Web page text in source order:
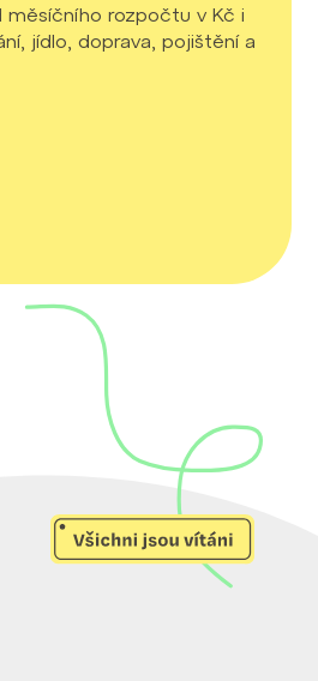
měsíčního rozpočtu v Kč i
jídlo, doprava, pojištění a